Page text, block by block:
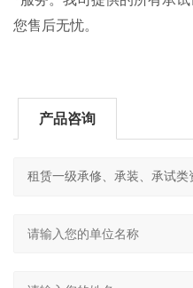
您售后无忧。
产品咨询